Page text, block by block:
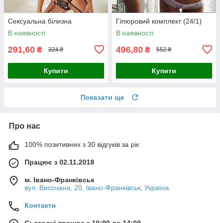
Сексуальна білизна
В наявності
291,60 ₴ 324 ₴
Купити
Гіпюровий комплект (24/1)
В наявності
496,80 ₴ 552 ₴
Купити
Показати ще
Про нас
100% позитивних з 30 відгуків за рік
Працює з 02.11.2018
м. Івано-Франківськ
вул. Височана, 20, Івано-Франківськ, Україна
Контакти